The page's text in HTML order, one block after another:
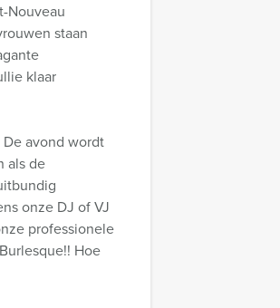
Nouveau
staan
klaar
avond wordt
als de
onze DJ of VJ
professionele
Hoe